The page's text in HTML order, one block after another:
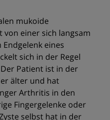
mukoide
einer sich langsam
eines
sich in der Regel
Patient ist in der
älter und hat
Arthritis in den
Fingergelenke oder
selbst hat in der